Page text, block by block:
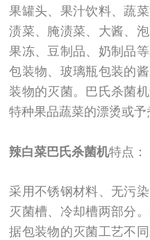
果罐头、果汁饮料、蔬
渍菜、腌渍菜、大酱、
果冻、豆制品、奶制品
包装物、玻璃瓶包装的
装物的灭菌。巴氏杀菌
特种果品蔬菜的漂烫或予
辣白菜巴氏杀菌机特点：
采用不锈钢材料、无污
灭菌槽、冷却槽两部分
据包装物的灭菌工艺不